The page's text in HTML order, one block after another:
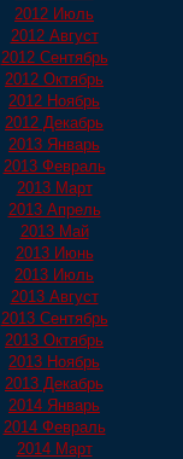
2012 Июль
2012 Август
2012 Сентябрь
2012 Октябрь
2012 Ноябрь
2012 Декабрь
2013 Январь
2013 Февраль
2013 Март
2013 Апрель
2013 Май
2013 Июнь
2013 Июль
2013 Август
2013 Сентябрь
2013 Октябрь
2013 Ноябрь
2013 Декабрь
2014 Январь
2014 Февраль
2014 Март